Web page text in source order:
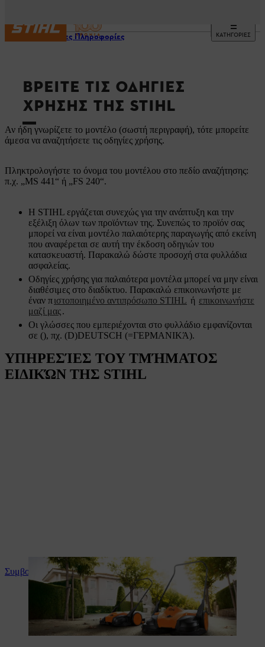
ΚΑΤΗΓΟΡΙΕΣ
Χρήσιμες Πληροφορίες
ΒΡΕΊΤΕ ΤΙΣ ΟΔΗΓΊΕΣ
ΧΡΉΣΗΣ ΤΗΣ STIHL
Αν ήδη γνωρίζετε το μοντέλο (σωστή περιγραφή), τότε μπορείτε
άμεσα να αναζητήσετε τις οδηγίες χρήσης.
Πληκτρολογήστε το όνομα του μοντέλου στο πεδίο αναζήτησης:
π.χ. „MS 441“ ή „FS 240“.
Η STIHL εργάζεται συνεχώς για την ανάπτυξη και την
εξέλιξη όλων των προϊόντων της. Συνεπώς το προϊόν σας
μπορεί να είναι μοντέλο παλαιότερης παραγωγής από εκείνη
που αναφέρεται σε αυτή την έκδοση οδηγιών του
κατασκευαστή. Παρακαλώ δώστε προσοχή στα φυλλάδια
ασφαλείας.
Οδηγίες χρήσης για παλαιότερα μοντέλα μπορεί να μην είναι
διαθέσιμες στο διαδίκτυο. Παρακαλώ επικοινωνήστε με
έναν πιστοποιημένο αντιπρόσωπο STIHL ή επικοινωνήστε
μαζί μας.
Οι γλώσσες που εμπεριέχονται στο φυλλάδιο εμφανίζονται
σε (), πχ. (D)DEUTSCH (=ΓΕΡΜΑΝΙΚΆ).
ΥΠΗΡΕΣΊΕΣ ΤΟΥ ΤΜΉΜΑΤΟΣ
ΕΙΔΙΚΏΝ ΤΗΣ STIHL
Συμβουλές και οδηγίες για το προϊόν